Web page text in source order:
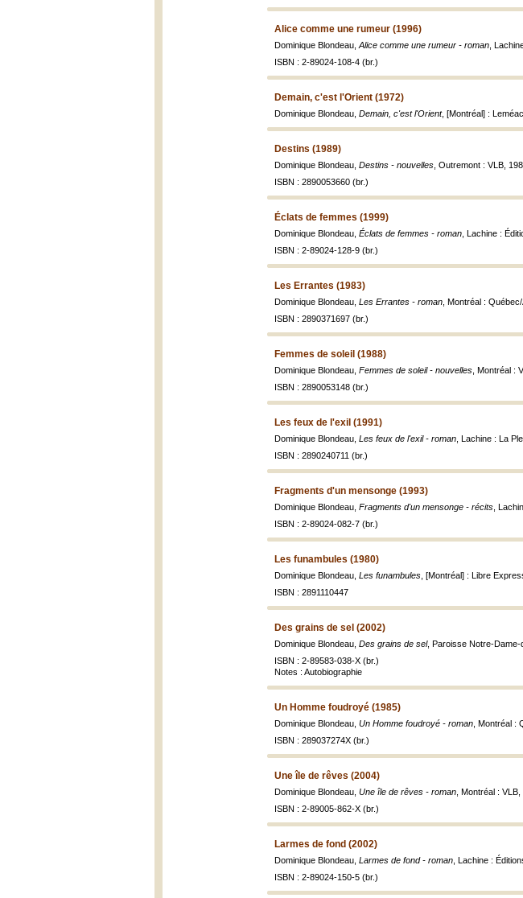
Alice comme une rumeur (1996)
Dominique Blondeau, Alice comme une rumeur - roman ,
ISBN : 2-89024-108-4 (br.)
Demain, c'est l'Orient (1972)
Dominique Blondeau, Demain, c'est l'Orient, [Montréal] :
Destins (1989)
Dominique Blondeau, Destins - nouvelles , Outremont : VLB,
ISBN : 2890053660 (br.)
Éclats de femmes (1999)
Dominique Blondeau, Éclats de femmes - roman , Lachine :
ISBN : 2-89024-128-9 (br.)
Les Errantes (1983)
Dominique Blondeau, Les Errantes - roman , Montréal :
ISBN : 2890371697 (br.)
Femmes de soleil (1988)
Dominique Blondeau, Femmes de soleil - nouvelles , Montréal :
ISBN : 2890053148 (br.)
Les feux de l'exil (1991)
Dominique Blondeau, Les feux de l'exil - roman , Lachine : La
ISBN : 2890240711 (br.)
Fragments d'un mensonge (1993)
Dominique Blondeau, Fragments d'un mensonge - récits ,
ISBN : 2-89024-082-7 (br.)
Les funambules (1980)
Dominique Blondeau, Les funambules , [Montréal] : Libre
ISBN : 2891110447
Des grains de sel (2002)
Dominique Blondeau, Des grains de sel, Paroisse Notre-Dame-
ISBN : 2-89583-038-X (br.)
Notes : Autobiographie
Un Homme foudroyé (1985)
Dominique Blondeau, Un Homme foudroyé - roman , Montréal :
ISBN : 289037274X (br.)
Une île de rêves (2004)
Dominique Blondeau, Une île de rêves - roman , Montréal :
ISBN : 2-89005-862-X (br.)
Larmes de fond (2002)
Dominique Blondeau, Larmes de fond - roman , Lachine :
ISBN : 2-89024-150-5 (br.)